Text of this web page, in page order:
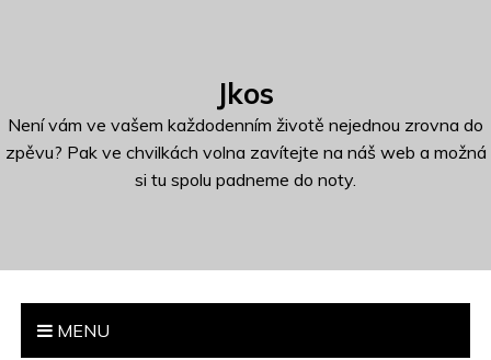
o
Jkos
Není vám ve vašem každodenním životě nejednou zrovna do
zpěvu? Pak ve chvilkách volna zavítejte na náš web a možná
si tu spolu padneme do noty.
MENU